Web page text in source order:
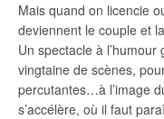
Mais quand on licencie
deviennent le couple et
Un spectacle à
vingtaine de scènes,
percutantes…à l’image
s’accélère, où il faut